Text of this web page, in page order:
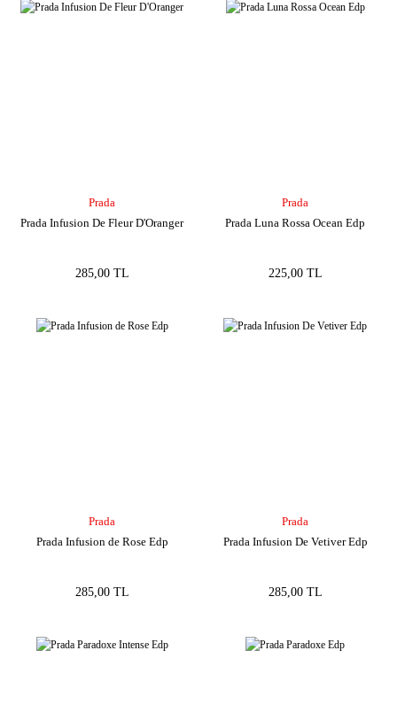
Prada
Prada Infusion De Fleur D'Oranger
285,00 TL
Prada
Prada Luna Rossa Ocean Edp
225,00 TL
Prada
Prada Infusion de Rose Edp
285,00 TL
Prada
Prada Infusion De Vetiver Edp
285,00 TL